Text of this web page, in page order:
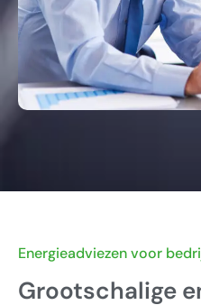
Energieadviezen voor
Grootschalige